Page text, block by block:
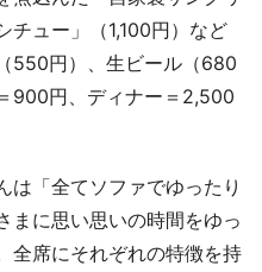
チュー」（1,100円）など
550円）、生ビール（680
900円、ディナー＝2,500
「全てソファでゆったり
まに思い思いの時間をゆっ
全席にそれぞれの特徴を持